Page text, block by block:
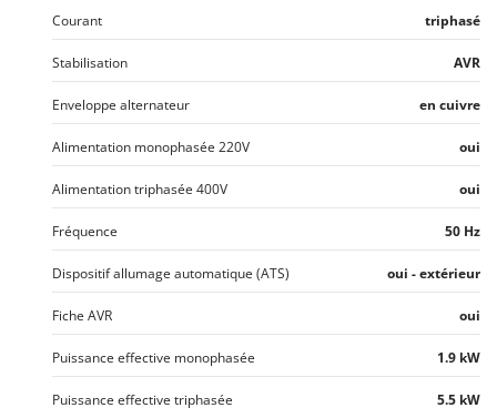
Courant triphasé
Stabilisation AVR
Enveloppe alternateur en cuivre
Alimentation monophasée 220V oui
Alimentation triphasée 400V oui
Fréquence 50 Hz
Dispositif allumage automatique (ATS) oui - extérieur
Fiche AVR oui
Puissance effective monophasée 1.9 kW
Puissance effective triphasée 5.5 kW